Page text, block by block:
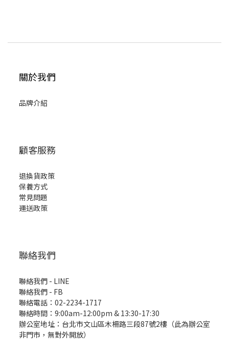
關於我們
品牌介紹
顧客服務
退換貨政策
保養方式
常見問題
運送政策
聯絡我們
聯絡我們 - LINE
聯絡我們 - FB
聯絡電話：02-2234-1717
聯絡時間：9:00am-12:00pm & 13:30-17:30
辦公室地址：台北市文山區木柵路三段87號2樓（此為辦公室
非門市，無對外開放）